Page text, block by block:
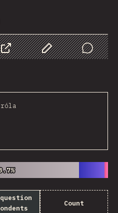
MegosztásCustomize Data
Comments
róla
Count